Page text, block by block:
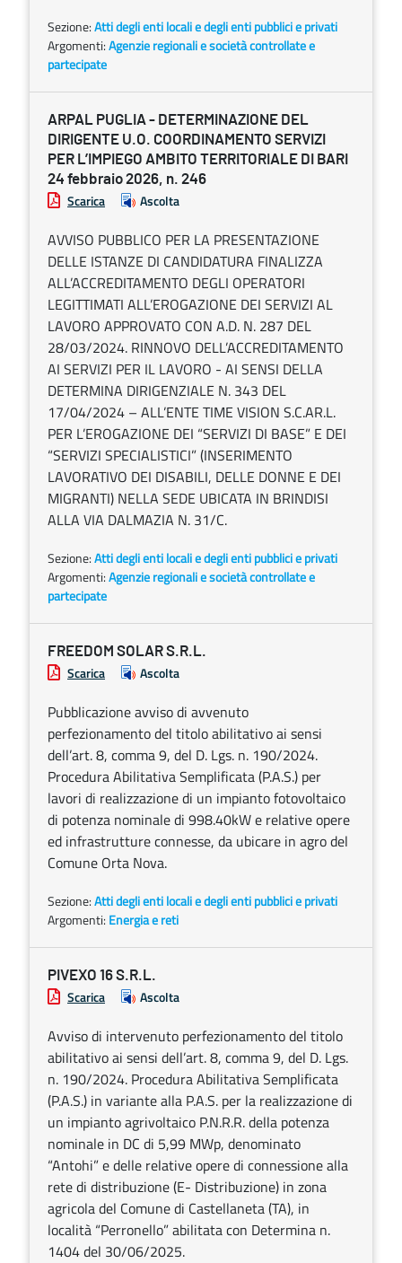
Sezione:Atti degli enti locali e degli enti pubblici e privati
Argomenti:Agenzie regionali e società controllate e
partecipate
ARPAL PUGLIA - DETERMINAZIONE DEL
DIRIGENTE U.O. COORDINAMENTO SERVIZI
PER L’IMPIEGO AMBITO TERRITORIALE DI BARI
24 febbraio 2026, n. 246
Scarica Ascolta
AVVISO PUBBLICO PER LA PRESENTAZIONE
DELLE ISTANZE DI CANDIDATURA FINALIZZA
ALL’ACCREDITAMENTO DEGLI OPERATORI
LEGITTIMATI ALL’EROGAZIONE DEI SERVIZI AL
LAVORO APPROVATO CON A.D. N. 287 DEL
28/03/2024. RINNOVO DELL’ACCREDITAMENTO
AI SERVIZI PER IL LAVORO - AI SENSI DELLA
DETERMINA DIRIGENZIALE N. 343 DEL
17/04/2024 – ALL’ENTE TIME VISION S.C.AR.L.
PER L’EROGAZIONE DEI “SERVIZI DI BASE” E DEI
“SERVIZI SPECIALISTICI” (INSERIMENTO
LAVORATIVO DEI DISABILI, DELLE DONNE E DEI
MIGRANTI) NELLA SEDE UBICATA IN BRINDISI
ALLA VIA DALMAZIA N. 31/C.
Sezione:Atti degli enti locali e degli enti pubblici e privati
Argomenti:Agenzie regionali e società controllate e
partecipate
FREEDOM SOLAR S.R.L.
Scarica Ascolta
Pubblicazione avviso di avvenuto
perfezionamento del titolo abilitativo ai sensi
dell’art. 8, comma 9, del D. Lgs. n. 190/2024.
Procedura Abilitativa Semplificata (P.A.S.) per
lavori di realizzazione di un impianto fotovoltaico
di potenza nominale di 998.40kW e relative opere
ed infrastrutture connesse, da ubicare in agro del
Comune Orta Nova.
Sezione:Atti degli enti locali e degli enti pubblici e privati
Argomenti: Energia e reti
PIVEXO 16 S.R.L.
Scarica Ascolta
Avviso di intervenuto perfezionamento del titolo
abilitativo ai sensi dell’art. 8, comma 9, del D. Lgs.
n. 190/2024. Procedura Abilitativa Semplificata
(P.A.S.) in variante alla P.A.S. per la realizzazione di
un impianto agrivoltaico P.N.R.R. della potenza
nominale in DC di 5,99 MWp, denominato
“Antohi” e delle relative opere di connessione alla
rete di distribuzione (E- Distribuzione) in zona
agricola del Comune di Castellaneta (TA), in
località “Perronello” abilitata con Determina n.
1404 del 30/06/2025.